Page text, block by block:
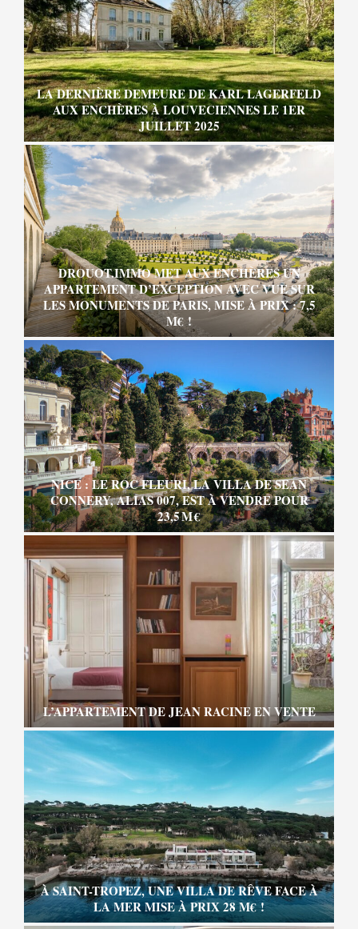
LA DERNIÈRE DEMEURE DE KARL LAGERFELD
AUX ENCHÈRES À LOUVECIENNES LE 1ER
JUILLET 2025
DROUOT.IMMO MET AUX ENCHÈRES UN
APPARTEMENT D’EXCEPTION AVEC VUE SUR
LES MONUMENTS DE PARIS, MISE À PRIX : 7,5
M€ !
NICE : LE ROC FLEURI, LA VILLA DE SEAN
CONNERY, ALIAS 007, EST À VENDRE POUR
23,5 M €
L’APPARTEMENT DE JEAN RACINE EN VENTE
À SAINT-TROPEZ, UNE VILLA DE RÊVE FACE À
LA MER MISE À PRIX 28 M€ !